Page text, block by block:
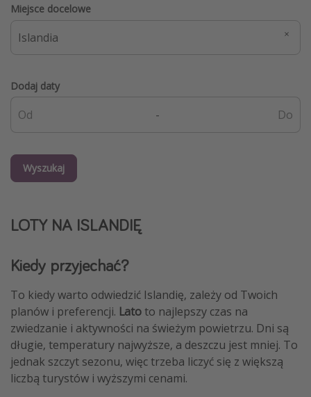
Miejsce docelowe
Dodaj daty
-
Wyszukaj
LOTY NA ISLANDIĘ
Kiedy przyjechać?
To kiedy warto odwiedzić Islandię, zależy od Twoich
planów i preferencji. Lato to najlepszy czas na
zwiedzanie i aktywności na świeżym powietrzu. Dni są
długie, temperatury najwyższe, a deszczu jest mniej. To
jednak szczyt sezonu, więc trzeba liczyć się z większą
liczbą turystów i wyższymi cenami.